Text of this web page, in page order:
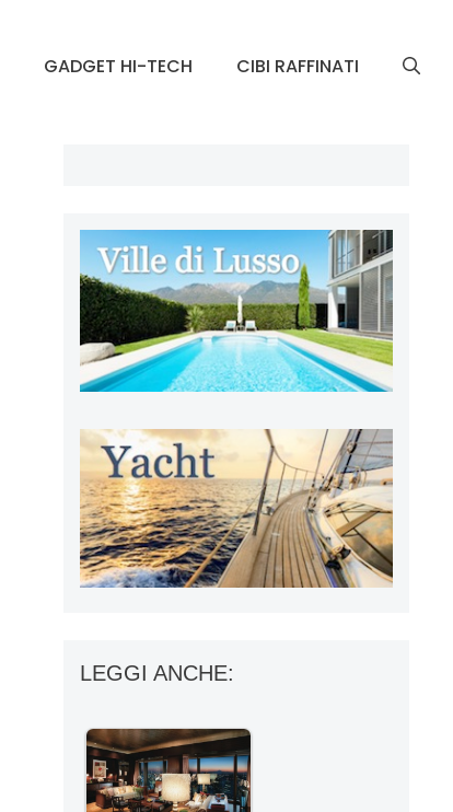
GADGET HI-TECH CIBI RAFFINATI
LEGGI ANCHE: